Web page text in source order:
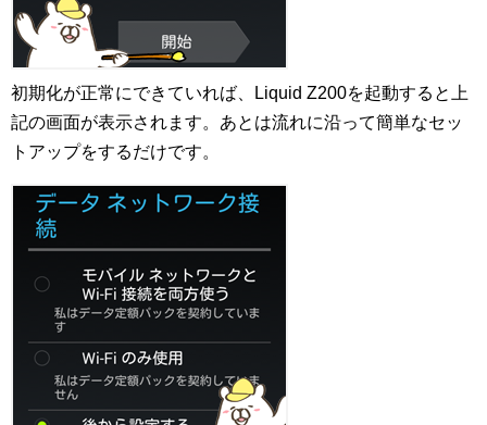
初期化が正常にできていれば、Liquid Z200を起動すると上
記の画面が表示されます。あとは流れに沿って簡単なセッ
トアップをするだけです。